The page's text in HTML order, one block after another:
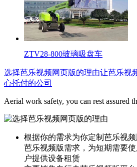
ZTV28-800玻璃吸盘车
选择芭乐视频网页版的理由让芭乐视频
心托付的公司
Aerial work safety, you can rest assured
根据你的需求为你定制芭乐视频
芭乐视频版需求，为短期需要
户提供设备租赁